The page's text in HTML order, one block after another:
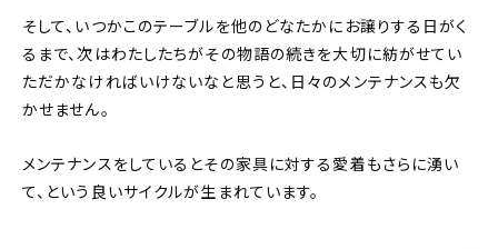
そして、いつかこのテーブルを他のどなたかにお譲りする日がく
るまで、次はわたしたちがその物語の続きを大切に紡がせてい
ただかなければいけないなと思うと、日々のメンテナンスも欠
かせません。
メンテナンスをしているとその家具に対する愛着もさらに湧い
て、という良いサイクルが生まれています。